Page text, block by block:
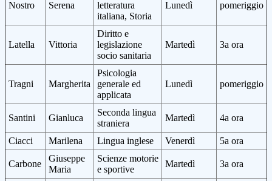
Nostro Serena
letteratura
italiana, Storia
Lunedì pomeriggio
Latella Vittoria
Diritto e
legislazione
socio sanitaria
Martedì 3a ora
Tragni Margherita
Psicologia
generale ed
applicata
Lunedì pomeriggio
Santini Gianluca
Seconda lingua
straniera
Martedì 4a ora
Ciacci Marilena Lingua inglese Venerdì 5a ora
Carbone
Giuseppe
Maria
Scienze motorie
e sportive
Martedì 3a ora